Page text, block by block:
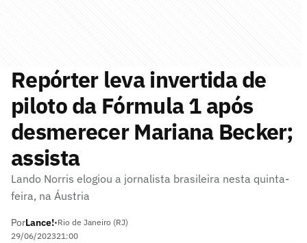
Repórter leva invertida de
piloto da Fórmula 1 após
desmerecer Mariana Becker;
assista
Lando Norris elogiou a jornalista brasileira nesta quinta-
feira, na Áustria
PorLance!•Rio de Janeiro (RJ)
29/06/202321:00